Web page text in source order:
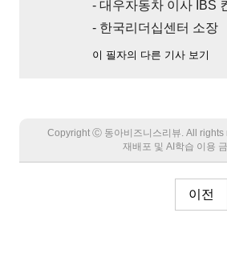
- 대우자동차 이사 IBS
- 한국리더십센터 소장
이 필자의 다른 기사 보기
Copyright Ⓒ 동아비즈니스리뷰. All rights
재배포 및 AI학습 이용 금
이전